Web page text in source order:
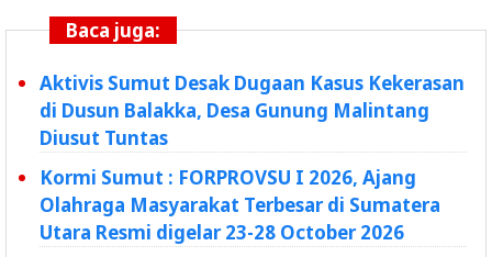
Baca juga:
Aktivis Sumut Desak Dugaan Kasus Kekerasan
di Dusun Balakka, Desa Gunung Malintang
Diusut Tuntas
Kormi Sumut : FORPROVSU I 2026, Ajang
Olahraga Masyarakat Terbesar di Sumatera
Utara Resmi digelar 23-28 October 2026